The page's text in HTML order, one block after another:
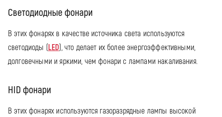
Светодиодные фонари
В этих фонарях в качестве источника света используются
светодиоды (LED), что делает их более энергоэффективными,
долговечными и яркими, чем фонари с лампами накаливания.
HID фонари
В этих фонарях используются газоразрядные лампы высокой